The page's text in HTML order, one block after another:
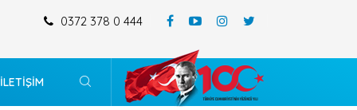
MERKEZ MAHALLESİ 196 ADA 4-5-14 VE 15 SAYILI PARSELİ
0372 378 0 444
İLETİŞİM